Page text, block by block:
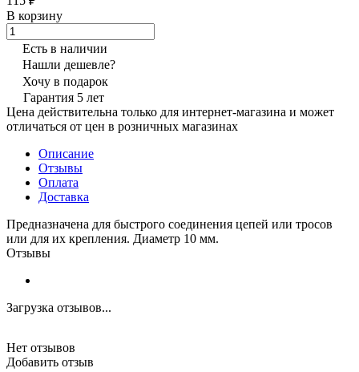
В корзину
Есть в наличии
Нашли дешевле?
Хочу в подарок
Гарантия 5 лет
Цена действительна только для интернет-магазина и может
отличаться от цен в розничных магазинах
Описание
Отзывы
Оплата
Доставка
Предназначена для быстрого соединения цепей или тросов
или для их крепления. Диаметр 10 мм.
Отзывы
Загрузка отзывов...
Нет отзывов
Добавить отзыв